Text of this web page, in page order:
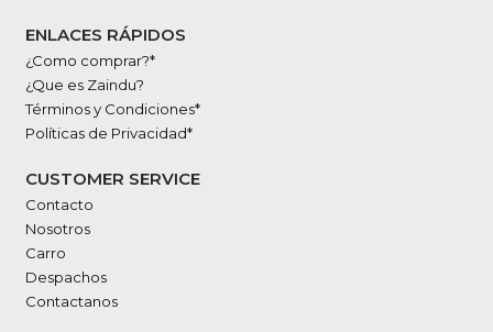
ENLACES RÁPIDOS
¿Como comprar?*
¿Que es Zaindu?
Términos y Condiciones*
Políticas de Privacidad*
CUSTOMER SERVICE
Contacto
Nosotros
Carro
Despachos
Contactanos